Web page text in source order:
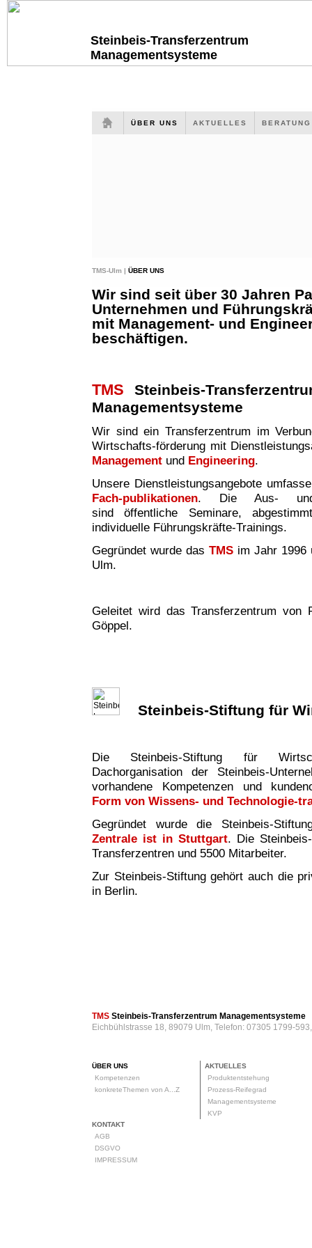
Steinbeis-Transferzentrum
Managementsysteme
ÜBER UNS AKTUELLES
TMS-Ulm | ÜBER UNS
Wir sind seit über 30 Jahren
Unternehmen und
mit Management- und
beschäftigen.
TMS
Steinbeis-
Managementsysteme
Wir sind ein Transferzentrum im
Wirtschafts-förderung mit
Management und Engineering.
Unsere Dienstleistungsangebote
Fach-publikationen. Die Aus- und
sindöffentliche Seminare,
individuelle Führungskräfte-Trainings.
Gegründet wurde das TMS im Jahr
Ulm.
Geleitet wird das Transferzentrum von
Göppel.
Steinbeis-Stiftung für
Die Steinbeis-Stiftung für
Dachorganisation der Steinbeis-
vorhandene Kompetenzen und
Form von Wissens- und Technologie-
Gegründet wurde die Steinbeis-
Zentrale ist in Stuttgart. Die
Transferzentren und 5500 Mitarbeiter.
Zur Steinbeis-Stiftung gehört auch die
in Berlin.
TMS Steinbeis-Transferzentrum Managementsysteme
Eichbühlstrasse 18, 89079 Ulm, Telefon: 07305 1799-
ÜBER UNS
Kompetenzen
konkreteThemen von A...Z
AKTUELLES
Produktentstehung
Prozess-Reifegrad
Managementsysteme
KVP
KONTAKT
AGB
DSGVO
IMPRESSUM